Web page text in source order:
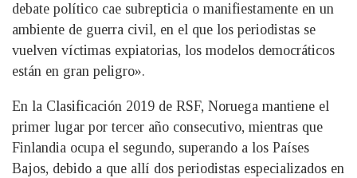
debate político cae subrepticia o manifiestamente en un
ambiente de guerra civil, en el que los periodistas se
vuelven víctimas expiatorias, los modelos democráticos
están en gran peligro».
En la Clasificación 2019 de RSF, Noruega mantiene el
primer lugar por tercer año consecutivo, mientras que
Finlandia ocupa el segundo, superando a los Países
Bajos, debido a que allí dos periodistas especializados en